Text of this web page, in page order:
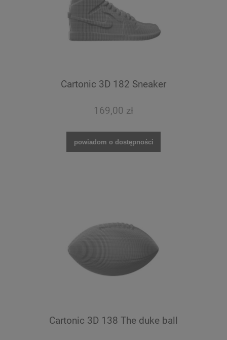
Cartonic 3D 182 Sneaker
169,00 zł
powiadom o dostępności
Cartonic 3D 138 The duke ball